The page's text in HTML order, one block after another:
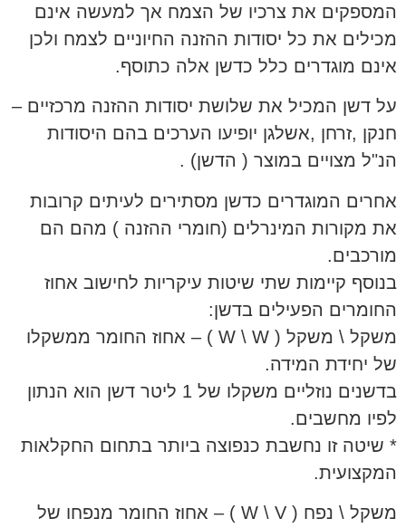
המספקים את צרכיו של הצמח אך למעשה אינם
מכילים את כל יסודות ההזנה החיוניים לצמח ולכן
אינם מוגדרים כלל כדשן אלה כתוסף.
על דשן המכיל את שלושת יסודות ההזנה מרכזיים –
חנקן ,זרחן ,אשלגן יופיעו הערכים בהם היסודות
הנ"ל מצויים במוצר ( הדשן) .
אחרים המוגדרים כדשן מסתירים לעיתים קרובות
את מקורות המינרלים (חומרי ההזנה ) מהם הם
מורכבים.
בנוסף קיימות שתי שיטות עיקריות לחישוב אחוז
החומרים הפעילים בדשן:
משקל \ משקל ( W \ W ) – אחוז החומר ממשקלו
של יחידת המידה.
בדשנים נוזליים משקלו של 1 ליטר דשן הוא הנתון
לפיו מחשבים.
* שיטה זו נחשבת כנפוצה ביותר בתחום החקלאות
המקצועית.
משקל \ נפח ( W \ V ) – אחוז החומר מנפחו של